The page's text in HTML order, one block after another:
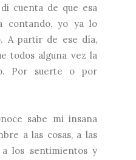
cuenta de que esa
contando, yo ya lo
A partir de ese día,
todos alguna vez la
Por suerte o por
sabe mi insana
a las cosas, a las
los sentimientos y